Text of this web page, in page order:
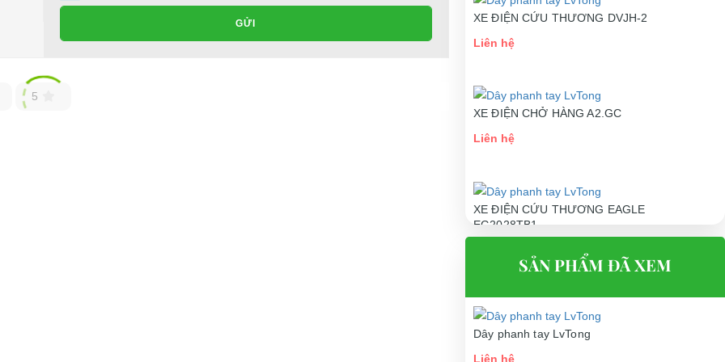
phụ tùng, phụ kiện - thiết bị cho xe điện. Giá thành cạnh tranh, tay nghề
GỬI
5
XE ĐIỆN CỨU THƯƠNG DVJH-2
Liên hệ
XE ĐIỆN CHỞ HÀNG A2.GC
Liên hệ
XE ĐIỆN CỨU THƯƠNG EAGLE
EG2028TB1
SẢN PHẨM ĐÃ XEM
Dây phanh tay LvTong
Liên hệ